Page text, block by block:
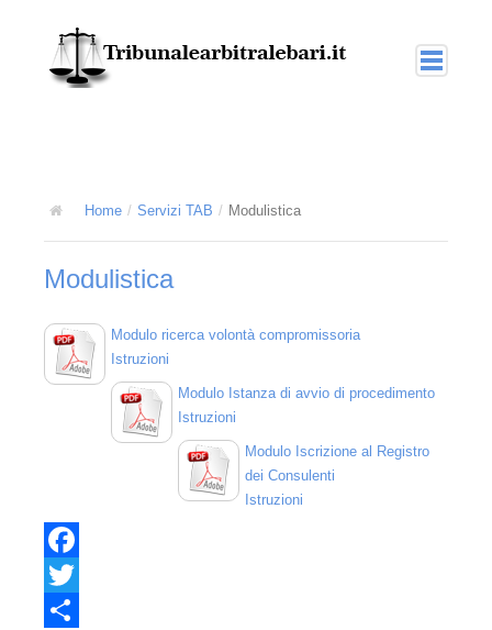
L'arbitrato interno o nazionale
L'arbitrato amministrato
L'arbitrato nel diritto internazionale
T.A.B.
L'arbitrato amministrato TAB
Collegi multidisciplinari
Elenco arbitri - Organigramma 2025
Home / Servizi TAB / Modulistica
Modulistica
Modulo ricerca volontà compromissoria
Istruzioni
Modulo Istanza di avvio di procedimento
Istruzioni
Modulo Iscrizione al Registro
dei Consulenti
Istruzioni
Facebook
Twitter